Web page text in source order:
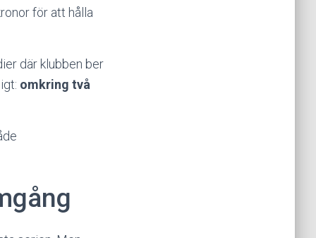
för att hålla
där klubben ber
omkring två